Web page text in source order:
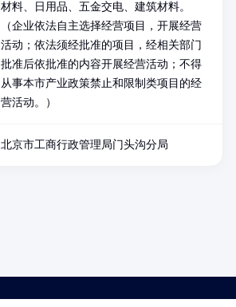
材料、日用品、五金交电、建筑材料。
（企业依法自主选择经营项目，开展经营
活动；依法须经批准的项目，经相关部门
批准后依批准的内容开展经营活动；不得
从事本市产业政策禁止和限制类项目的经
营活动。）
北京市工商行政管理局门头沟分局